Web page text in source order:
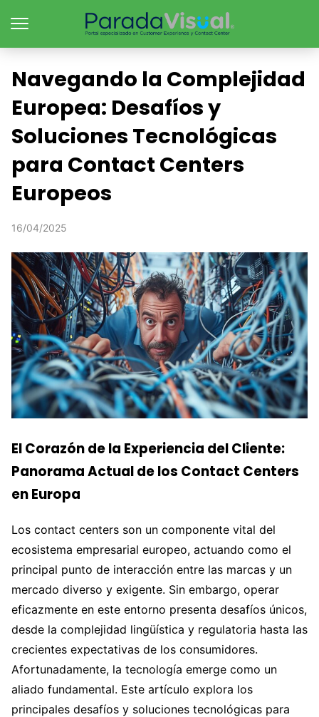
Navegando la Complejidad
Europea: Desafíos y
Soluciones Tecnológicas
para Contact Centers
Europeos
16/04/2025
El Corazón de la Experiencia del Cliente:
Panorama Actual de los Contact Centers
en Europa
Los contact centers son un componente vital del
ecosistema empresarial europeo, actuando como el
principal punto de interacción entre las marcas y un
mercado diverso y exigente. Sin embargo, operar
eficazmente en este entorno presenta desafíos únicos,
desde la complejidad lingüística y regulatoria hasta las
crecientes expectativas de los consumidores.
Afortunadamente, la tecnología emerge como un
aliado fundamental. Este artículo explora los
principales desafíos y soluciones tecnológicas para